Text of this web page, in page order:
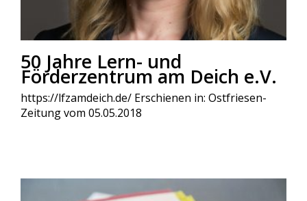
50 Jahre Lern- und
Förderzentrum am Deich e.V.
https://lfzamdeich.de/ Erschienen in: Ostfriesen-
Zeitung vom 05.05.2018